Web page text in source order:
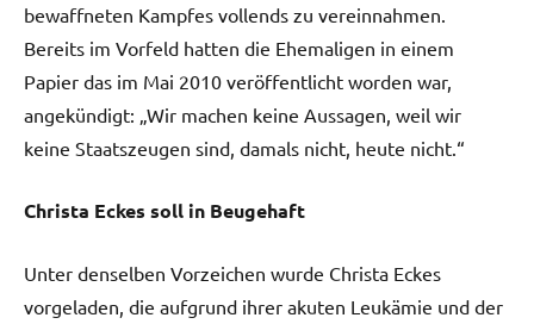
bewaffneten Kampfes vollends zu vereinnahmen.
Bereits im Vorfeld hatten die Ehemaligen in einem
Papier das im Mai 2010 veröffentlicht worden war,
angekündigt: „Wir machen keine Aussagen, weil wir
keine Staatszeugen sind, damals nicht, heute nicht.“
Christa Eckes soll in Beugehaft
Unter denselben Vorzeichen wurde Christa Eckes
vorgeladen, die aufgrund ihrer akuten Leukämie und der